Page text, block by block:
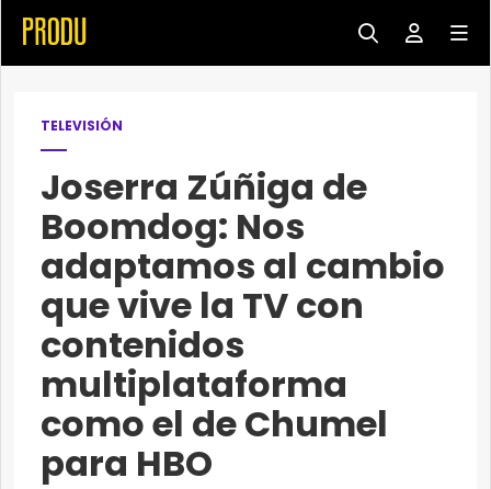
TELEVISIÓN
Joserra Zúñiga de
Boomdog: Nos
adaptamos al cambio
que vive la TV con
contenidos
multiplataforma
como el de Chumel
para HBO